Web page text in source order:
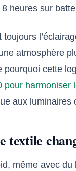
heures sur
atmosphère
cette
pour harmoniser
aux luminaires
textile
même avec